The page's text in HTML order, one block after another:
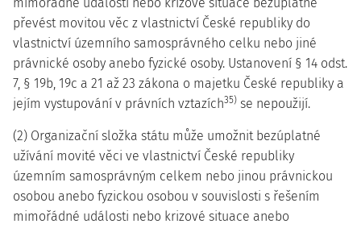
převést movitou věc z vlastnictví České republiky do
vlastnictví územního samosprávného celku nebo jiné
právnické osoby anebo fyzické osoby. Ustanovení § 14 odst.
7, § 19b, 19c a 21 až 23 zákona o majetku České republiky a
jejím vystupování v právních vztazích35) se nepoužijí.
(2) Organizační složka státu může umožnit bezúplatné
užívání movité věci ve vlastnictví České republiky
územním samosprávným celkem nebo jinou právnickou
osobou anebo fyzickou osobou v souvislosti s řešením
mimořádné události nebo krizové situace anebo